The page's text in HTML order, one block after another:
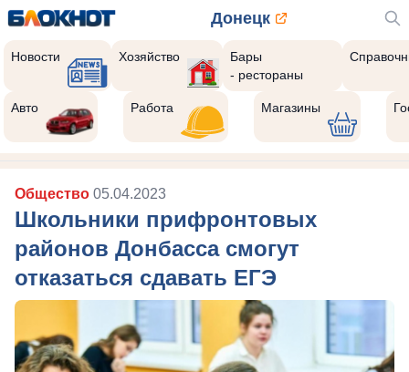
Донецк
Новости Хозяйство
Бары
- рестораны
Авто Работа Магазины
Общество 05.04.2023
Школьники прифронтовых
районов Донбасса смогут
отказаться сдавать ЕГЭ